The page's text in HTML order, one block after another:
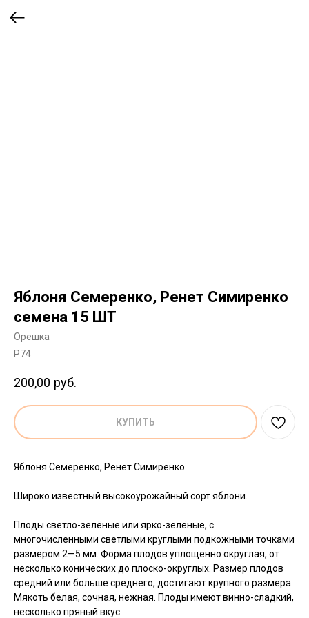
Яблоня Семеренко, Ренет Симиренко
cемена 15 ШТ
Орешка
P74
200,00 руб.
КУПИТЬ
Яблоня Семеренко, Ренет Симиренко
Широко известный высокоурожайный сорт яблони.
Плоды светло-зелёные или ярко-зелёные, с
многочисленными светлыми круглыми подкожными точками
размером 2—5 мм. Форма плодов уплощённо округлая, от
несколько конических до плоско-округлых. Размер плодов
средний или больше среднего, достигают крупного размера.
Мякоть белая, сочная, нежная. Плоды имеют винно-сладкий,
несколько пряный вкус.